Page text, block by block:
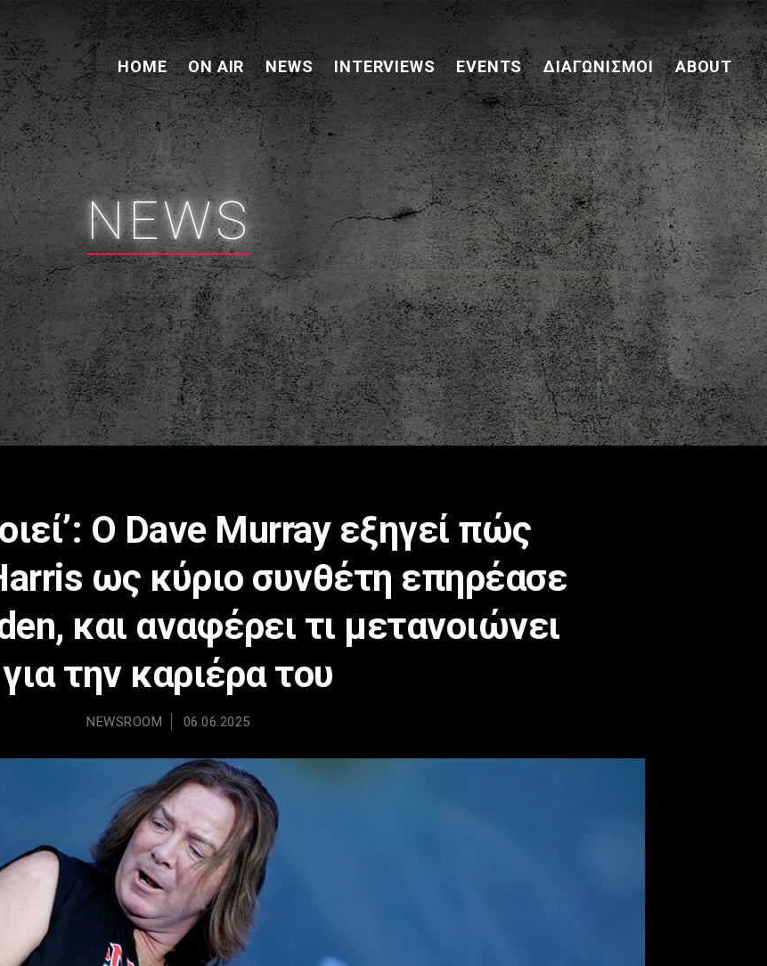
HOME ON AIR NEWS INTERVIEWS EVENTS ΔΙΑΓΩΝΙΣΜΟΊ ABOUT
NEWS
Ο Dave Murray εξηγεί πώς
ως κύριο συνθέτη επηρέασε
και αναφέρει τι μετανοιώνει
για την καριέρα του
NEWSROOM 06.06.2025